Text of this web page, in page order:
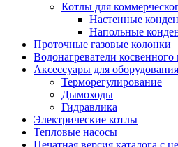
Котлы для
Настенные
Напольные
Проточные газовые колонки
Водонагреватели косвенного
Аксессуары для оборудования
Терморегулирование
Дымоходы
Гидравлика
Электрические котлы
Тепловые насосы
Печатная версия каталога с